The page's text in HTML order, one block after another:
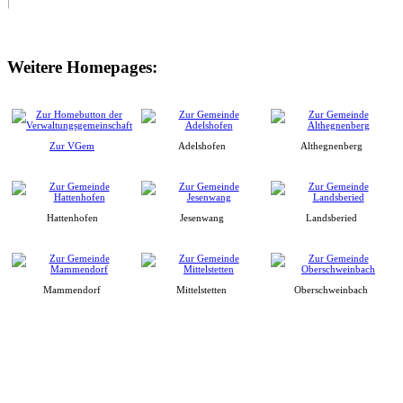
Weitere Homepages:
Zur VGem Adelshofen Althegnenberg
Hattenhofen Jesenwang Landsberied
Mammendorf Mittelstetten Oberschweinbach